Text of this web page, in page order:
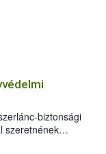
biztonsági
szeretnének
tevékenységet